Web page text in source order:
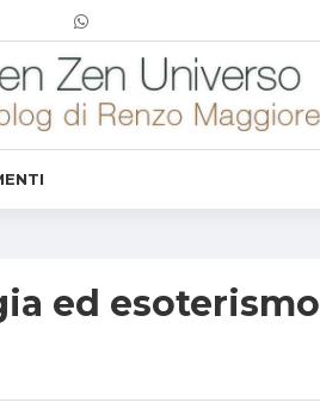
ed esoterismo